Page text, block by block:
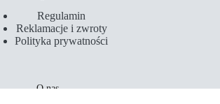
Regulamin
Reklamacje i zwroty
Polityka prywatności
O nas